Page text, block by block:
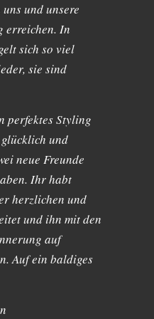
und unsere
erreichen. In
sich so viel
sie sind
perfektes Styling
und
neue Freunde
Ihr habt
herzlichen und
und ihn mit den
auf
Auf ein baldiges